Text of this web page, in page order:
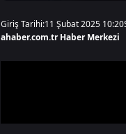
Giriş Tarihi:11 Şubat 2025 10:20
ahaber.com.tr Haber Merkezi